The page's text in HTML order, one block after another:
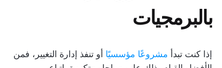
بالبرمجيات
إذا كنت تبدأ مشروعًا مؤسسيًا أو تنفذ إدارة التغيير، فمن